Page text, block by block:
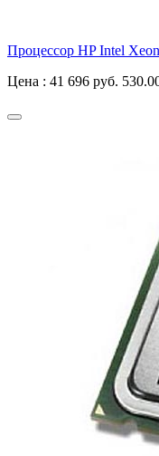
Процессор HP Intel
Цена : 41 696 руб.